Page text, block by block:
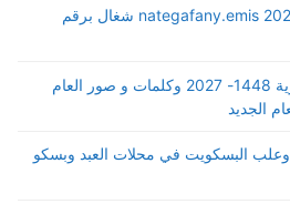
رابط نتيجة الدبلومات الفنية 2026 nategafany.emis شغال برقم
رسائل تهنئة رأس السنة الهجرية 1448- 2027 وكلمات و صور العام
جميع أسعار كحك العيد 2026 وعلب البسكويت في محلات العبد وبسكو